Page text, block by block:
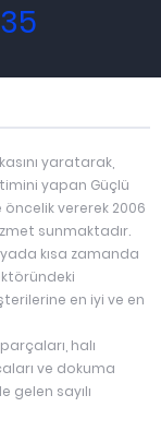
yaratarak,
yapan Güçlü
vererek 2006
sunmaktadır.
kısa zamanda
en iyi ve en
halı
ve dokuma
gelen sayılı